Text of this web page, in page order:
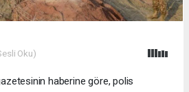
Oku)
haberine göre, polis